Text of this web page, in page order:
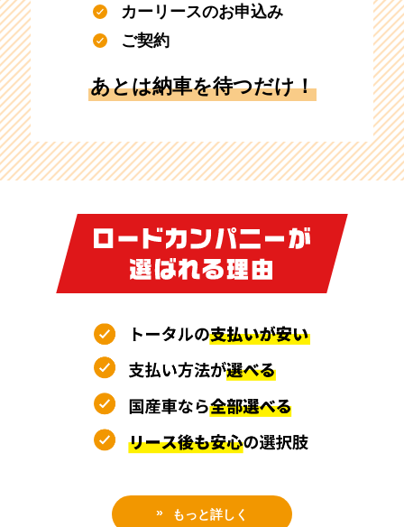
カーリースのお申込み
ご契約
あとは納車を待つだけ！
もっと詳しく